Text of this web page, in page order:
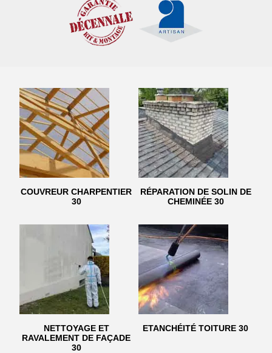
COUVREUR CHARPENTIER
30
RÉPARATION DE SOLIN DE
CHEMINÉE 30
NETTOYAGE ET
RAVALEMENT DE FAÇADE
30
ETANCHÉITÉ TOITURE 30